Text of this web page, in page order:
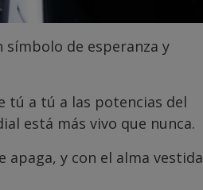
de esperanza y
tú a tú a las potencias del
está más vivo que nunca.
apaga, y con el alma vestida